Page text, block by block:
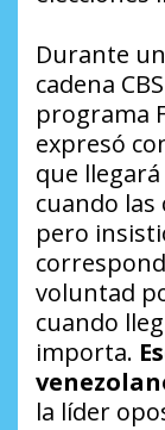
Durante
cadena
programa
expresó
que
cuando
pero
voluntad
cuando
importa.
la líder